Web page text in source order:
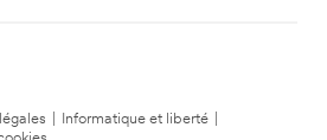
Informatique et liberté